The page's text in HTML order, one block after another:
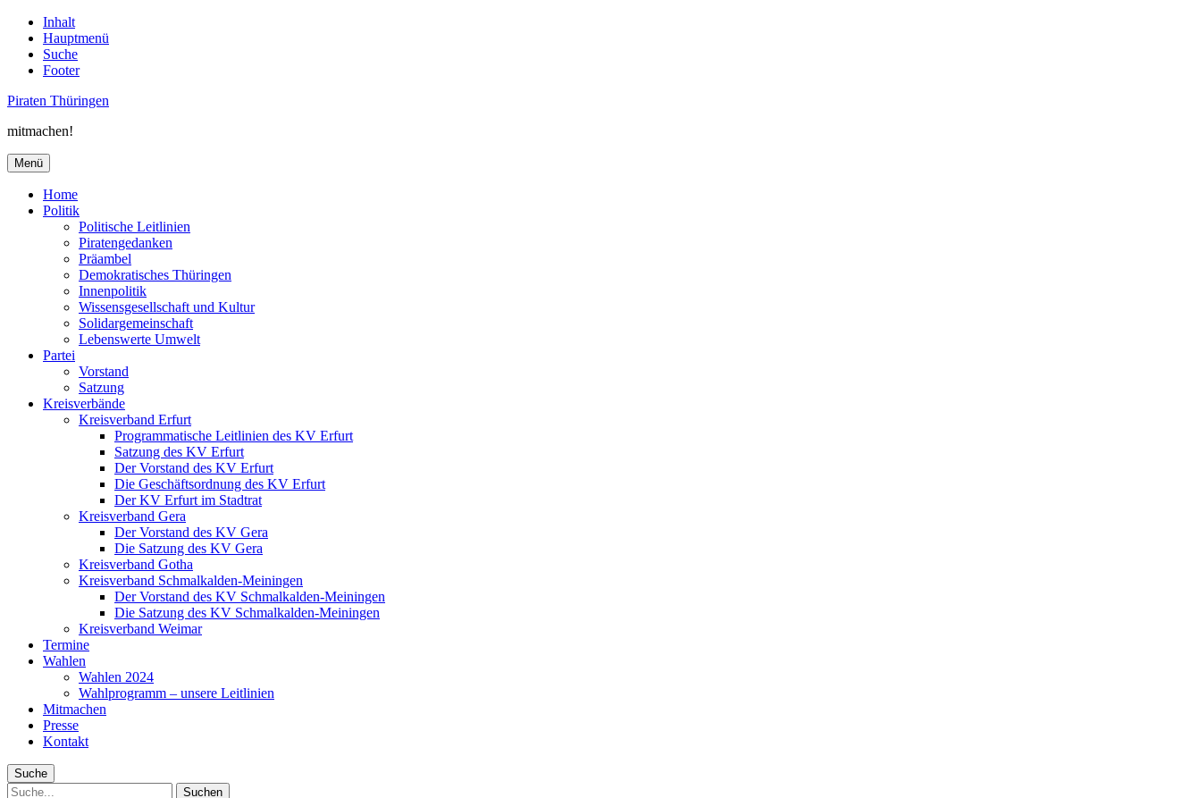
Inhalt
Hauptmenü
Suche
Footer
Piraten Thüringen
mitmachen!
Menü
Home
Politik
Politische Leitlinien
Piratengedanken
Präambel
Demokratisches Thüringen
Innenpolitik
Wissensgesellschaft und Kultur
Solidargemeinschaft
Lebenswerte Umwelt
Partei
Vorstand
Satzung
Kreisverbände
Kreisverband Erfurt
Programmatische Leitlinien des KV Erfurt
Satzung des KV Erfurt
Der Vorstand des KV Erfurt
Die Geschäftsordnung des KV Erfurt
Der KV Erfurt im Stadtrat
Kreisverband Gera
Der Vorstand des KV Gera
Die Satzung des KV Gera
Kreisverband Gotha
Kreisverband Schmalkalden-Meiningen
Der Vorstand des KV Schmalkalden-Meiningen
Die Satzung des KV Schmalkalden-Meiningen
Kreisverband Weimar
Termine
Wahlen
Wahlen 2024
Wahlprogramm – unsere Leitlinien
Mitmachen
Presse
Kontakt
Suche
Suche